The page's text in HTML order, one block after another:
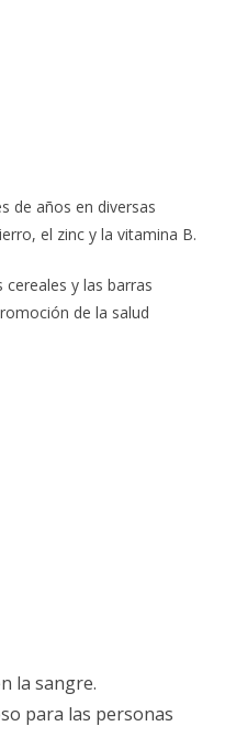
de años en diversas
el zinc y la vitamina B.
y las barras
de la salud
la sangre.
para las personas